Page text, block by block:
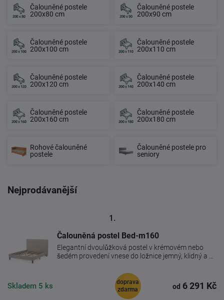
Čalouněné postele
200x80 cm
Čalouněné postele
200x90 cm
Čalouněné postele
200x100 cm
Čalouněné postele
200x110 cm
Čalouněné postele
200x120 cm
Čalouněné postele
200x140 cm
Čalouněné postele
200x160 cm
Čalouněné postele
200x180 cm
Rohové čalouněné
postele
Čalouněné postele pro
seniory
Nejprodávanější
1.
Čalouněná postel Bed-m160
Elegantní dvoulůžková postel v krémovém nebo
šedém provedení vnese do ložnice jemný, klidný a ...
Skladem 5 ks
doprava
zdarma
od 6 291 Kč